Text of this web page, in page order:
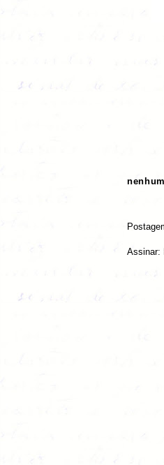
Assinar: